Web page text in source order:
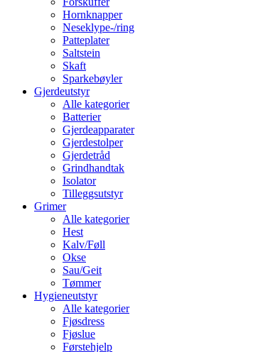
Hornknapper
Neseklype-/ring
Patteplater
Saltstein
Skaft
Sparkebøyler
Gjerdeutstyr
Alle kategorier
Batterier
Gjerdeapparater
Gjerdestolper
Gjerdetråd
Grindhandtak
Isolator
Tilleggsutstyr
Grimer
Alle kategorier
Hest
Kalv/Føll
Okse
Sau/Geit
Tømmer
Hygieneutstyr
Alle kategorier
Fjøsdress
Fjøslue
Førstehjelp